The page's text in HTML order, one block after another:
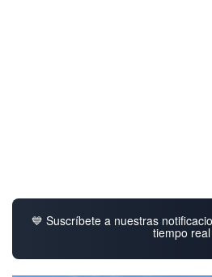
💙 Suscríbete a nuestras
tiempo real